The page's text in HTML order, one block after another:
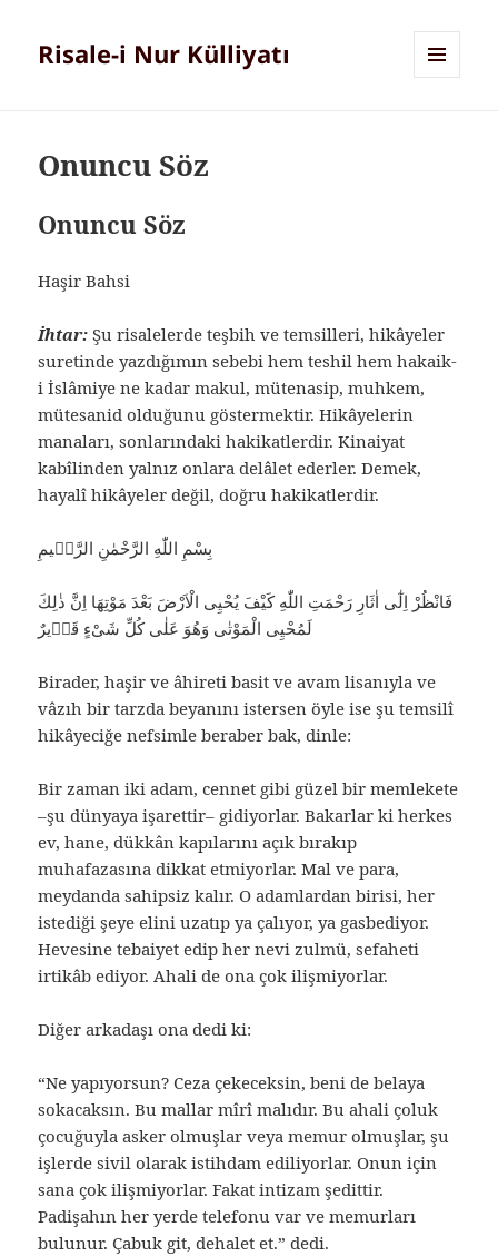
Risale-i Nur Külliyatı
Onuncu Söz
Onuncu Söz
Haşir Bahsi
İhtar: Şu risalelerde teşbih ve temsilleri, hikâyeler
suretinde yazdığımın sebebi hem teshil hem hakaik-
i İslâmiye ne kadar makul, mütenasip, muhkem,
mütesanid olduğunu göstermektir. Hikâyelerin
manaları, sonlarındaki hakikatlerdir. Kinaiyat
kabîlinden yalnız onlara delâlet ederler. Demek,
hayalî hikâyeler değil, doğru hakikatlerdir.
بِسْمِ اللّٰهِ الرَّحْمٰنِ الرَّحٖيمِ
فَانْظُرْ اِلٰٓى اٰثَارِ رَحْمَتِ اللّٰهِ كَيْفَ يُحْيِى الْاَرْضَ بَعْدَ مَوْتِهَا اِنَّ ذٰلِكَ
لَمُحْيِى الْمَوْتٰى وَهُوَ عَلٰى كُلِّ شَىْءٍ قَدٖيرٌ
Birader, haşir ve âhireti basit ve avam lisanıyla ve
vâzıh bir tarzda beyanını istersen öyle ise şu temsilî
hikâyeciğe nefsimle beraber bak, dinle:
Bir zaman iki adam, cennet gibi güzel bir memlekete
–şu dünyaya işarettir– gidiyorlar. Bakarlar ki herkes
ev, hane, dükkân kapılarını açık bırakıp
muhafazasına dikkat etmiyorlar. Mal ve para,
meydanda sahipsiz kalır. O adamlardan birisi, her
istediği şeye elini uzatıp ya çalıyor, ya gasbediyor.
Hevesine tebaiyet edip her nevi zulmü, sefaheti
irtikâb ediyor. Ahali de ona çok ilişmiyorlar.
Diğer arkadaşı ona dedi ki:
“Ne yapıyorsun? Ceza çekeceksin, beni de belaya
sokacaksın. Bu mallar mîrî malıdır. Bu ahali çoluk
çocuğuyla asker olmuşlar veya memur olmuşlar, şu
işlerde sivil olarak istihdam ediliyorlar. Onun için
sana çok ilişmiyorlar. Fakat intizam şedittir.
Padişahın her yerde telefonu var ve memurları
bulunur. Çabuk git, dehalet et.” dedi.